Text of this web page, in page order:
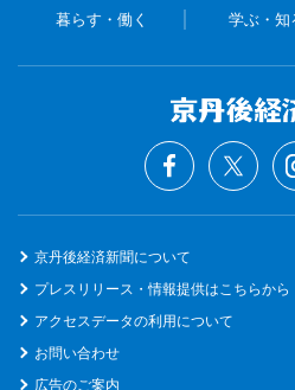
暮らす・働く 学ぶ・知
京丹後経済新聞について
プレスリリース・情報提供はこちらから
アクセスデータの利用について
お問い合わせ
広告のご案内